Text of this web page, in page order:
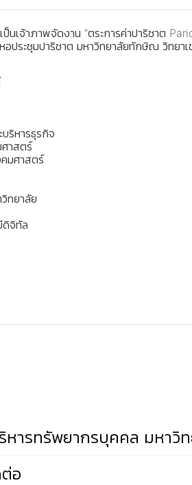
นเจ้าภาพจัดงาน “ตระการค่าปาริชาต
ระชุมปาริชาต มหาวิทยาลัยทักษิณ วิทย
ริหารธุรกิจ
าสตร์
มศาสตร์
ทยาลัย
ดิจิทัล
หารทรัพยากรบุคคล มหาวิ
อ